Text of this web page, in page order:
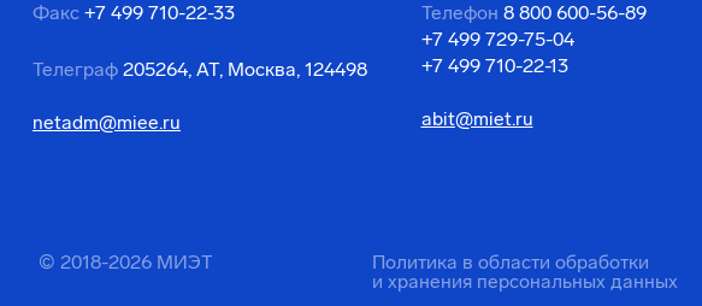
Факс +7 499 710-22-33
Телеграф 205264, АТ, Москва, 124498
netadm@miee.ru
Телефон 8 800 600-56-89
+7 499 729-75-04
+7 499 710-22-13
abit@miet.ru
© 2018-2026 МИЭТ
Политика в области обработки
и хранения персональных данных